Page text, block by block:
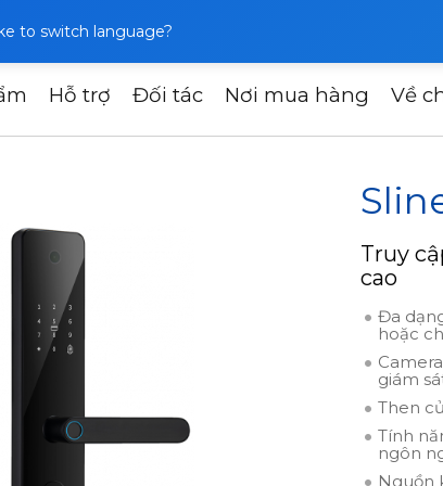
to switch language?
Hỗ trợ Đối tác Nơi mua hàng Về
Slinex SML-2102
Truy
cao
Đa
hoặc
giám
Then
Tính
ngôn
Nguồn